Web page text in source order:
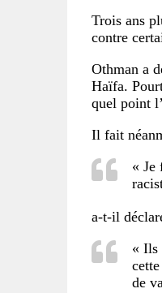
Trois ans
contre
Othman a
Haïfa.
quel point
Il fait
« Je
a-t-il
« Ils
de